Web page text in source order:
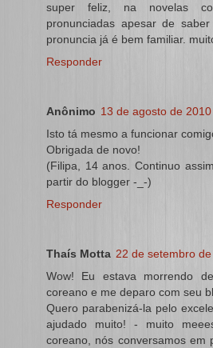
super feliz, na novelas
pronunciadas apesar de
pronuncia já é bem familiar.
Responder
Anônimo 13 de agosto de
Isto tá mesmo a funcionar
Obrigada de novo!
(Filipa, 14 anos. Continuo
partir do blogger -_-)
Responder
Thaís Motta 22 de setembro
Wow! Eu estava morrendo
coreano e me deparo com seu
Quero parabenizá-la pelo
ajudado muito! - muito
coreano, nós conversamos em